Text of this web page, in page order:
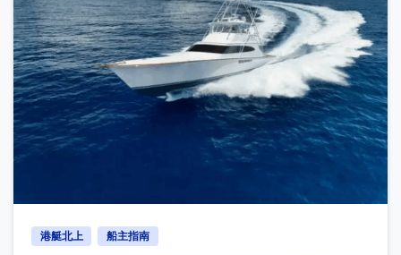
港艇北上 船主指南